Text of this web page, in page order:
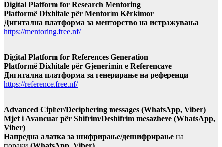
Digital Platform for Research Mentoring
Platformë Dixhitale për Mentorim Kërkimor
Дигитална платформа за менторство на истражувања
https://mentoring.free.nf/
Digital Platform for References Generation
Platformë Dixhitale për Gjenerimin e Referencave
Дигитална платформа за генерирање на референци
https://reference.free.nf/
Advanced Cipher/Deciphering messages (WhatsApp, Viber)
Mjet i Avancuar për Shifrim/Deshifrim mesazheve (WhatsApp,
Viber)
Напредна алатка за шифрирање/дешифрирање на